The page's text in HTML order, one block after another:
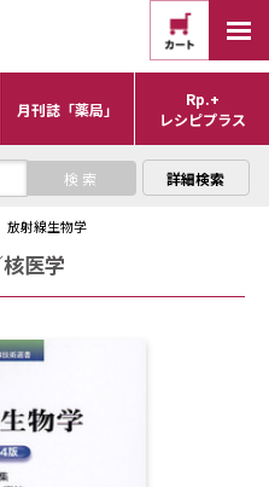
月刊誌「薬局」
Rp.+
レシピプラス
詳細検索
放射線生物学
医学